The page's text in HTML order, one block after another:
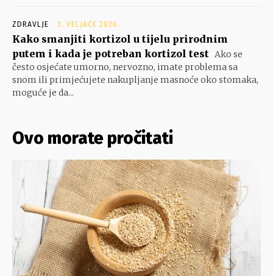
ZDRAVLJE 3. VELJAČE 2026.
Kako smanjiti kortizol u tijelu prirodnim
putem i kada je potreban kortizol test Ako se
često osjećate umorno, nervozno, imate problema sa
snom ili primjećujete nakupljanje masnoće oko stomaka,
moguće je da...
Ovo morate pročitati